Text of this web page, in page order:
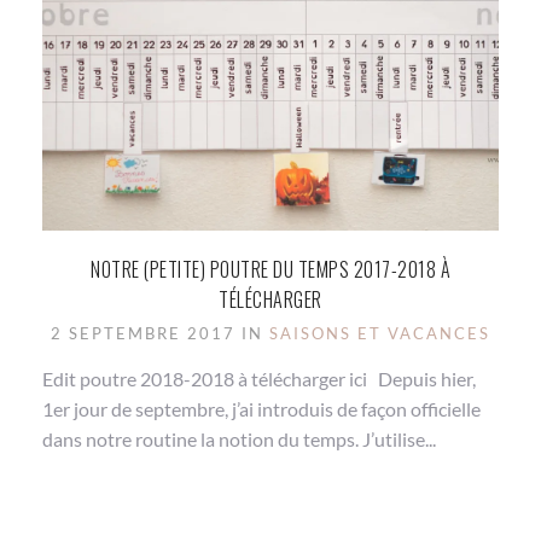
NOTRE (PETITE) POUTRE DU TEMPS 2017-2018 À
TÉLÉCHARGER
2 SEPTEMBRE 2017 IN SAISONS ET VACANCES
Edit poutre 2018-2018 à télécharger ici Depuis hier,
1er jour de septembre, j’ai introduis de façon officielle
dans notre routine la notion du temps. J’utilise...